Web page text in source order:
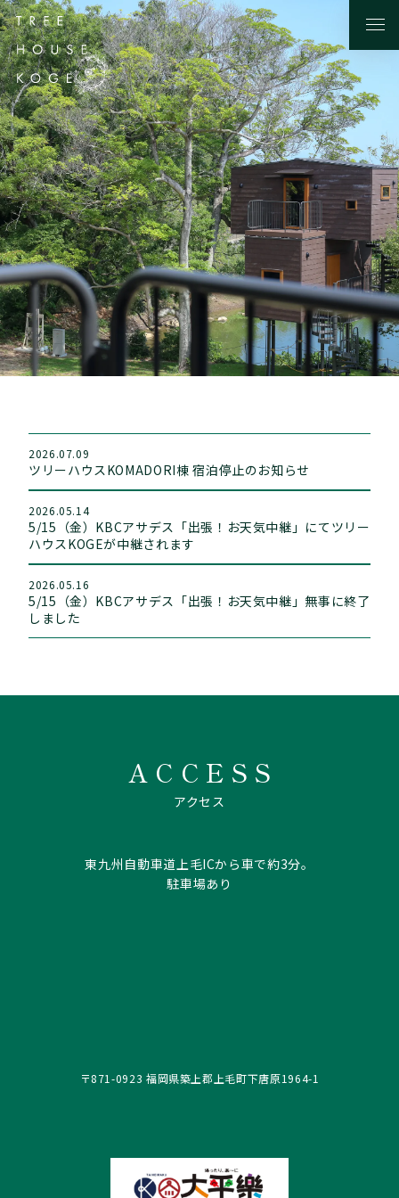
2026.07.09
ツリーハウスKOMADORI棟 宿泊停止のお知らせ
2026.05.14
5/15（金）KBCアサデス「出張！お天気中継」にてツリー
ハウスKOGEが中継されます
2026.05.16
5/15（金）KBCアサデス「出張！お天気中継」無事に終了
しました
ACCESS
アクセス
東九州自動車道上毛ICから車で約3分。
駐車場あり
〒871-0923 福岡県築上郡上毛町下唐原1964-1